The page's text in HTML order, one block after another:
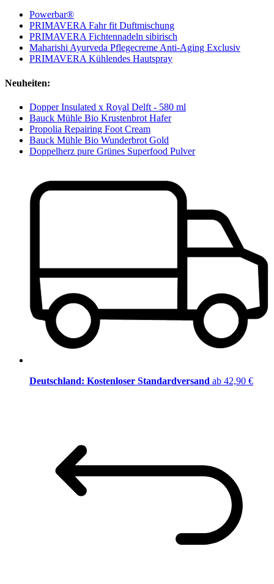
Powerbar®
PRIMAVERA Fahr fit Duftmischung
PRIMAVERA Fichtennadeln sibirisch
Maharishi Ayurveda Pflegecreme Anti-Aging Exclusiv
PRIMAVERA Kühlendes Hautspray
Neuheiten:
Dopper Insulated x Royal Delft - 580 ml
Bauck Mühle Bio Krustenbrot Hafer
Propolia Repairing Foot Cream
Bauck Mühle Bio Wunderbrot Gold
Doppelherz pure Grünes Superfood Pulver
Deutschland: Kostenloser Standardversand ab 42,90 €